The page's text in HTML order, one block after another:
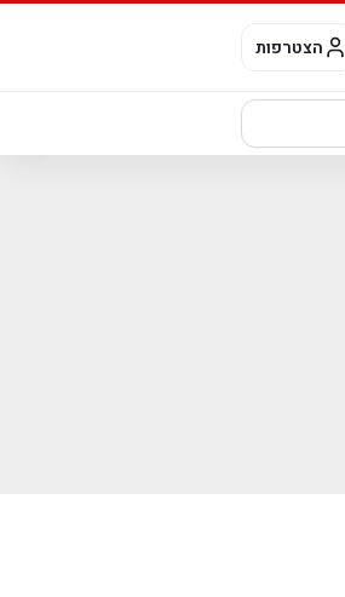
הצטרפות